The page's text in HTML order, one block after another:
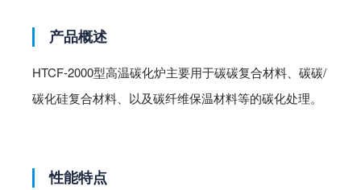
产品概述
HTCF-2000型高温碳化炉主要用于碳碳复合材料、碳碳/
碳化硅复合材料、以及碳纤维保温材料等的碳化处理。
性能特点